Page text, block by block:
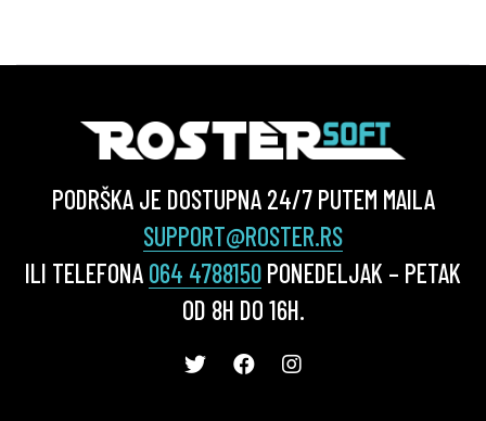
PODRŠKA JE DOSTUPNA 24/7 PUTEM MAILA
SUPPORT@ROSTER.RS
ILI TELEFONA 064 4788150 PONEDELJAK – PETAK
OD 8H DO 16H.